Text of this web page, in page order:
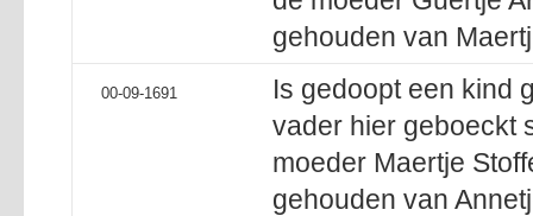
gehouden van
00-09-1691
Is gedoopt een kind
vader hier geboeckt
moeder Maertje
gehouden van